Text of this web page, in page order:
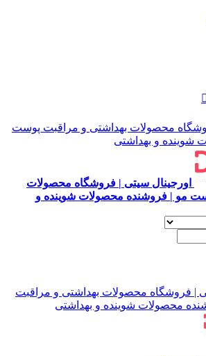
اورجینال سیتی | فروشگاه محصولات
مو | فروشنده محصولات شوینده و